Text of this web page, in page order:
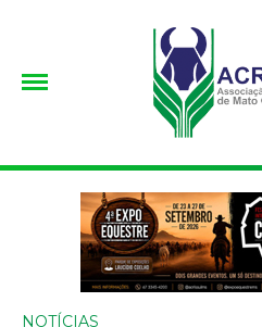
NOTÍCIAS